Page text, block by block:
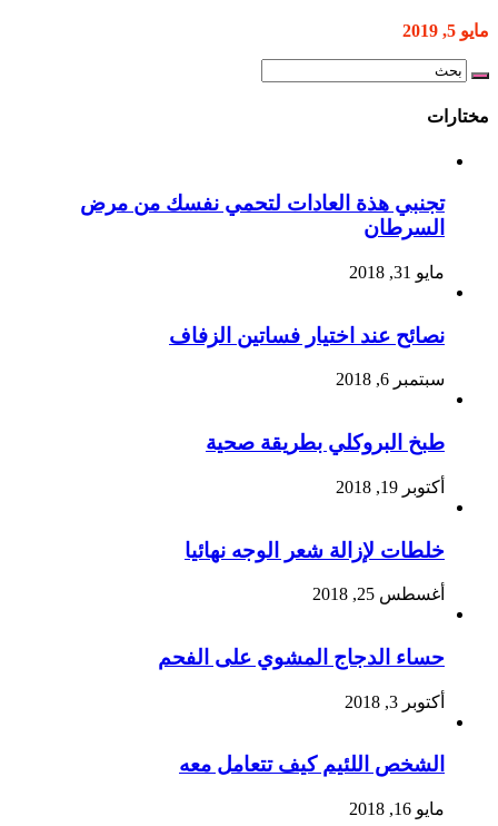
مايو 5, 2019
مختارات
تجنبي هذة العادات لتحمي نفسك من مرض
السرطان
مايو 31, 2018
نصائح عند اختيار فساتين الزفاف
سبتمبر 6, 2018
طبخ البروكلي بطريقة صحية
أكتوبر 19, 2018
خلطات لإزالة شعر الوجه نهائيا
أغسطس 25, 2018
حساء الدجاج المشوي على الفحم
أكتوبر 3, 2018
الشخص اللئيم كيف تتعامل معه
مايو 16, 2018